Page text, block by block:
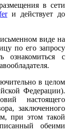
в сети
и действует до
виде на
по его запросу
ознакомиться с
в целом
Федерации).
настоящего
заключенного
при этом такой
обеими